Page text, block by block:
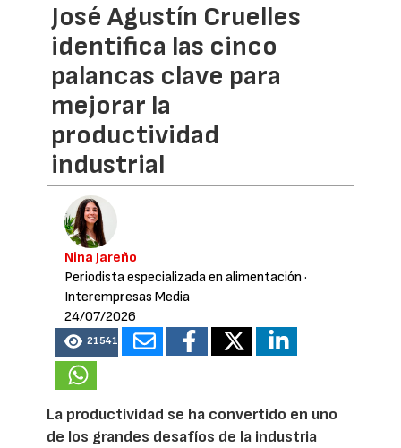
José Agustín Cruelles
identifica las cinco
palancas clave para
mejorar la
productividad
industrial
Nina Jareño
Periodista especializada en alimentación ·
Interempresas Media
24/07/2026
21541
La productividad se ha convertido en uno
de los grandes desafíos de la industria